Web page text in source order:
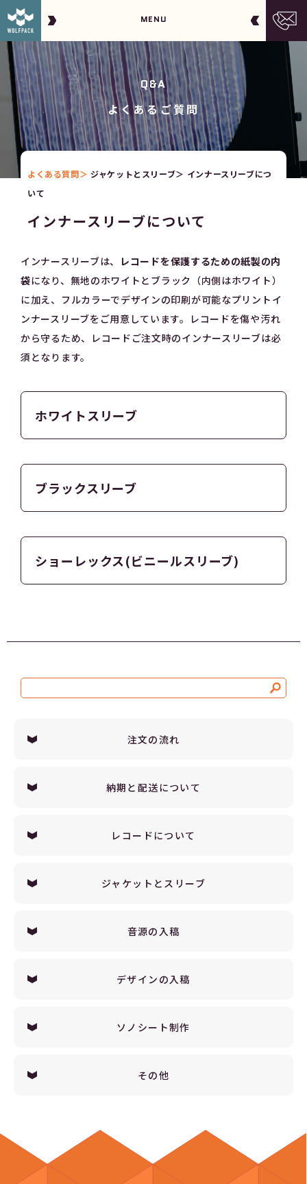
MENU
Q&A
よくあるご質問
よくある質問 ジャケットとスリーブ
インナースリーブにつ
いて
インナースリーブについて
インナースリーブは、
レコードを保護するための紙製の内
袋になり、無地のホワイトとブラック（内側はホワイト）
に加え、フルカラーでデザインの印刷が可能なプリントイ
ンナースリーブをご用意しています。レコードを傷や汚れ
から守るため、レコードご注文時のインナースリーブは必
須となります。
ホワイトスリーブ
ブラックスリーブ
ショーレックス(ビニールスリーブ)
注文の流れ
納期と配送について
レコードについて
ジャケットとスリーブ
音源の入稿
デザインの入稿
ソノシート制作
その他